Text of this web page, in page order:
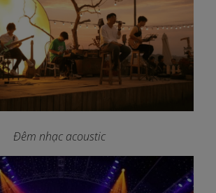
Đêm nhạc acoustic